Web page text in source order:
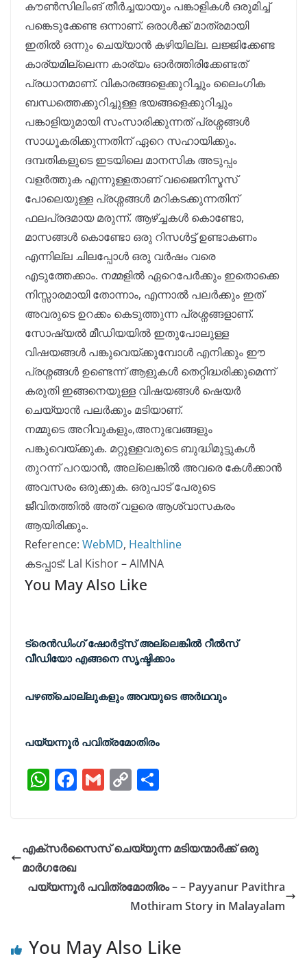
കൗൺസിലിംങ് തീർച്ചയായും പങ്കാളികൾ ഒരുമിച്ച്
പങ്കെടുക്കേണ്ട ഒന്നാണ്. ഒരാൾക്ക് മാത്രമായി
ഇതിൽ ഒന്നും ചെയ്യാൻ കഴിയില്ല. ലജ്ജിക്കേണ്ട
കാര്യമില്ലെന്ന കാര്യം ഓർത്തിരിക്കേണ്ടത്
പ്രധാനമാണ്. വികാരങ്ങളെക്കുറിച്ചും ലൈംഗിക
ബന്ധത്തെക്കുറിച്ചുള്ള ഭയങ്ങളെക്കുറിച്ചും
പങ്കാളിയുമായി സംസാരിക്കുന്നത് പ്രശ്നങ്ങൾ
സാധൂകരിക്കുന്നതിന് ഏറെ സഹായിക്കും.
ദമ്പതികളുടെ ഇടയിലെ മാനസിക അടുപ്പം
വളർത്തുക എന്നുള്ളതാണ് വജൈനിസ്മസ്
പോലെയുള്ള പ്രശ്നങ്ങൾ മറികടക്കുന്നതിന്
ഫലപ്രദമായ മരുന്ന്. ആഴ്ച്ചകൾ കൊണ്ടോ,
മാസങ്ങൾ കൊണ്ടോ ഒരു റിസൾട്ട് ഉണ്ടാകണം
എന്നില്ല ചിലപ്പോൾ ഒരു വർഷം വരെ
എടുത്തേക്കാം. നമ്മളിൽ ഏറെപേർക്കും ഇതൊക്കെ
നിസ്സാരമായി തോന്നാം, എന്നാൽ പലർക്കും ഇത്
അവരുടെ ഉറക്കം കെടുത്തുന്ന പ്രശ്നങ്ങളാണ്.
സോഷ്യൽ മീഡിയയിൽ ഇതുപോലുള്ള
വിഷയങ്ങൾ പങ്കുവെയ്ക്കുമ്പോൾ എനിക്കും ഈ
പ്രശ്നങ്ങൾ ഉണ്ടെന്ന് ആളുകൾ തെറ്റിദ്ധരിക്കുമെന്ന്
കരുതി ഇങ്ങനെയുള്ള വിഷയങ്ങൾ ഷെയർ
ചെയ്യാൻ പലർക്കും മടിയാണ്.
നമ്മുടെ അറിവുകളും,അനുഭവങ്ങളും
പങ്കുവെയ്ക്കുക. മറ്റുള്ളവരുടെ ബുദ്ധിമുട്ടുകൾ
തുറന്ന് പറയാൻ, അല്ലെങ്കിൽ അവരെ കേൾക്കാൻ
അവസരം ഒരുക്കുക. ഒരുപാട് പേരുടെ
ജീവിതത്തിൽ അത് വളരെ ആശ്വാസകരം
ആയിരിക്കും.
Reference: WebMD, Healthline
കടപ്പാട്: Lal Kishor – AIMNA
You May Also Like
ട്രെൻഡിംഗ് ഷോർട്ട്സ് അല്ലെങ്കിൽ റീൽസ്
വീഡിയോ എങ്ങനെ സൃഷ്ടിക്കാം
പഴഞ്ചൊല്ലുകളും അവയുടെ അർഥവും
പയ്യന്നൂർ പവിത്രമോതിരം
W
s
A
p
F
e
o
k
G
l
C
y
n
k
e
എക്സര്‍സൈസ് ചെയ്യുന്ന മടിയന്മാർക്ക് ഒരു
മാർഗരേഖ
പയ്യന്നൂർ പവിത്രമോതിരം – – Payyanur Pavithra
Mothiram Story in Malayalam
You May Also Like